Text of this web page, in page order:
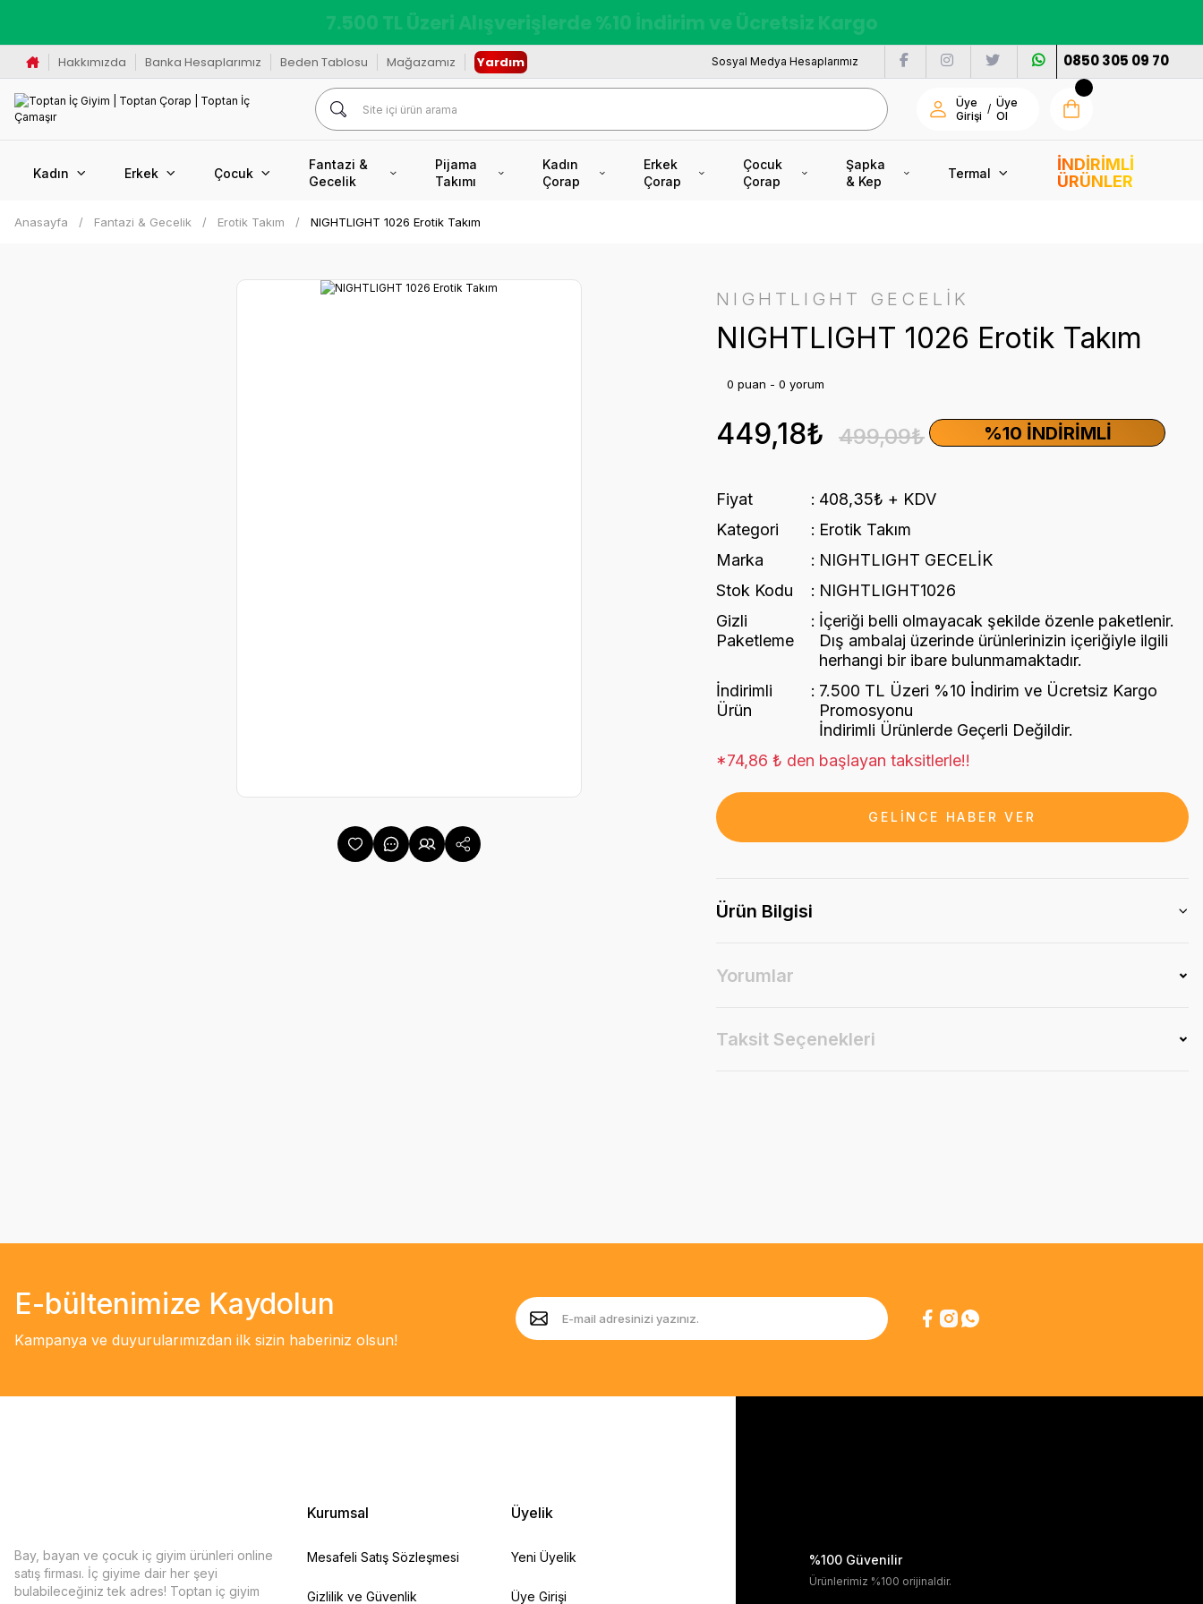
Kredi Kartına Vade Farksız +6 Taksit İmkânı
Hakkımızda Banka Hesaplarımız Beden Tablosu Mağazamız Yardım Sosyal Medya Hesaplarımız 0850 305 09 70
Üye
Girişi
/ Üye
Ol
Kadın Erkek Çocuk
Fantazi &
Gecelik
Pijama
Takımı
Kadın
Çorap
Erkek
Çorap
Çocuk
Çorap
Şapka
& Kep
Termal
İNDİRİMLİ
ÜRÜNLER
Anasayfa Fantazi & Gecelik Erotik Takım NIGHTLIGHT 1026 Erotik Takım
NIGHTLIGHT GECELİK
NIGHTLIGHT 1026 Erotik Takım
0 puan - 0 yorum
%10 İNDIRIMLI
449,18₺ 499,09₺
Fiyat
408,35₺ + KDV
Kategori
Erotik Takım
Marka
NIGHTLIGHT GECELİK
Stok Kodu
NIGHTLIGHT1026
Gizli
Paketleme
İçeriği belli olmayacak şekilde özenle paketlenir.
Dış ambalaj üzerinde ürünlerinizin içeriğiyle ilgili
herhangi bir ibare bulunmamaktadır.
İndirimli
Ürün
7.500 TL Üzeri %10 İndirim ve Ücretsiz Kargo
Promosyonu
İndirimli Ürünlerde Geçerli Değildir.
*74,86 ₺ den başlayan taksitlerle!!
GELİNCE HABER VER
Ürün Bilgisi
Yorumlar
Taksit Seçenekleri
E-bültenimize Kaydolun
Kampanya ve duyurularımızdan ilk sizin haberiniz olsun!
Bay, bayan ve çocuk iç giyim ürünleri online
satış firması. İç giyime dair her şeyi
bulabileceğiniz tek adres! Toptan iç giyim
Kurumsal
Mesafeli Satış Sözleşmesi
Gizlilik ve Güvenlik
Üyelik
Yeni Üyelik
Üye Girişi
%100 Güvenilir
Ürünlerimiz %100 orijinaldir.